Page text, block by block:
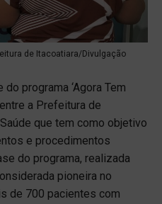
de Itacoatiara/Divulgação
programa ‘Agora Tem
a Prefeitura de
que tem como objetivo
e procedimentos
do programa, realizada
pioneira no
de 700 pacientes com